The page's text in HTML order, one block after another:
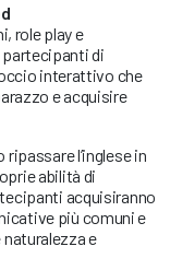
role play e
di
interattivo che
e acquisire
l’inglese in
abilità di
acquisiranno
più comuni e
e